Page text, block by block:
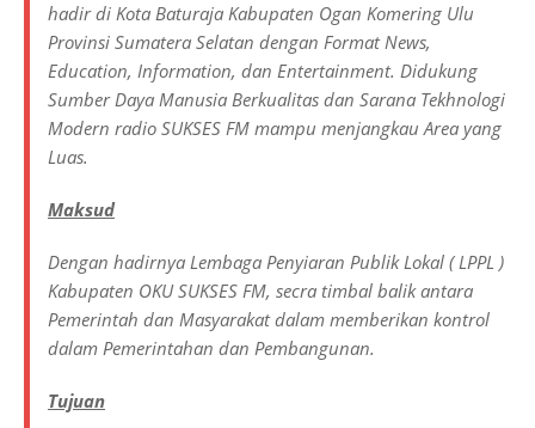
hadir di Kota Baturaja Kabupaten Ogan Komering Ulu
Provinsi Sumatera Selatan dengan Format News,
Education, Information, dan Entertainment. Didukung
Sumber Daya Manusia Berkualitas dan Sarana Tekhnologi
Modern radio SUKSES FM mampu menjangkau Area yang
Luas.
Maksud
Dengan hadirnya Lembaga Penyiaran Publik Lokal ( LPPL )
Kabupaten OKU SUKSES FM, secra timbal balik antara
Pemerintah dan Masyarakat dalam memberikan kontrol
dalam Pemerintahan dan Pembangunan.
Tujuan